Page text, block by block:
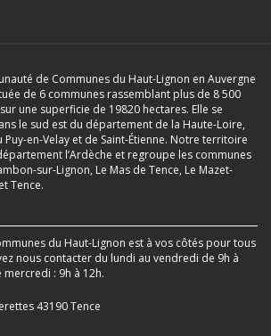
de Communes du Haut-Lignon en Auvergne
de 6 communes rassemblant plus de 8 500
une superficie de 19820 hectares. Elle se
le sud est du département de la Haute-Loire,
Puy-en-Velay et de Saint-Étienne. Notre territoire
l’Ardèche et regroupe les communes
sur-Lignon, Le Mas de Tence, Le Mazet-
Tence.
du Haut-Lignon est à vos côtés pour tous
nous contacter du lundi au vendredi de 9h à
mercredi : 9h à 12h.
43190 Tence